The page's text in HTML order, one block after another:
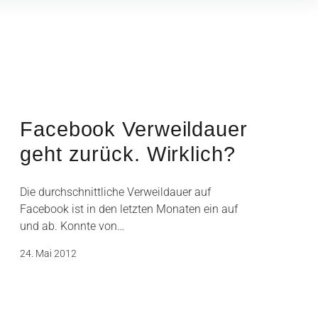
Facebook Verweildauer
geht zurück. Wirklich?
Die durchschnittliche Verweildauer auf
Facebook ist in den letzten Monaten ein auf
und ab. Konnte von…
24. Mai 2012